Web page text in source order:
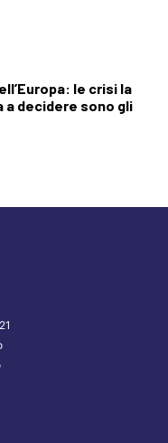
le crisi la
a decidere sono gli